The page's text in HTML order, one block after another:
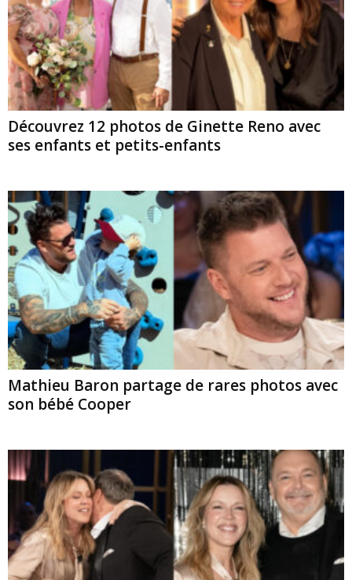
Découvrez 12 photos de Ginette Reno avec
ses enfants et petits-enfants
Mathieu Baron partage de rares photos avec
son bébé Cooper